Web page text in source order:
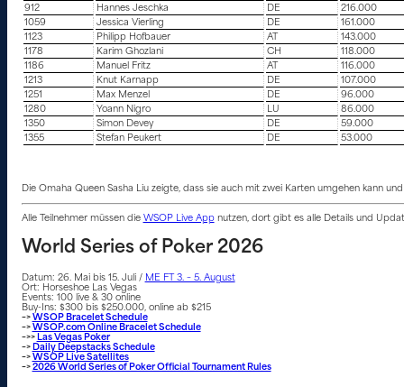
912
Hannes Jeschka DE
216.000
1059
Jessica Vierling DE
161.000
1123
Philipp Hofbauer AT
143.000
1178
Karim Ghozlani CH
118.000
1186
Manuel Fritz AT
116.000
1213
Knut Karnapp DE
107.000
1251
Max Menzel DE
96.000
1280
Yoann Nigro LU
86.000
1350
Simon Devey DE
59.000
1355
Stefan Peukert DE 53.000
Die Omaha Queen Sasha Liu zeigte, dass sie auch mit zwei Karten umgehen kann
Alle Teilnehmer müssen die WSOP Live Appnutzen, dort gibt es alle Details und
World Series of Poker 2026
Datum: 26. Mai bis 15. Juli / ME FT 3. – 5. August
Ort: Horseshoe Las Vegas
Events: 100 live & 30 online
Buy-Ins: $300 bis $250.000, online ab $215
–>WSOP Bracelet Schedule
–>WSOP.com Online Bracelet Schedule
–>> Las Vegas Poker
–> Daily Deepstacks Schedule
–>WSOP Live Satellites
–>2026 World Series of Poker Official Tournament Rules